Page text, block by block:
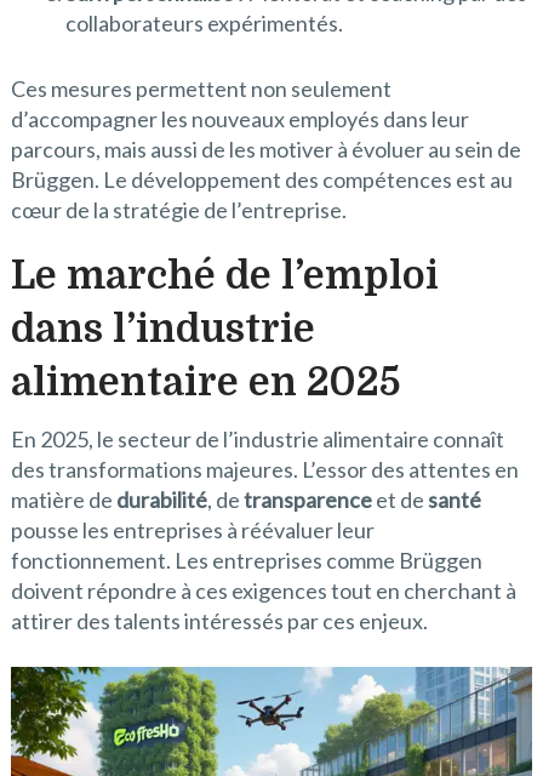
collaborateurs expérimentés.
Ces mesures permettent non seulement
d’accompagner les nouveaux employés dans leur
parcours, mais aussi de les motiver à évoluer au sein de
Brüggen. Le développement des compétences est au
cœur de la stratégie de l’entreprise.
Le marché de l’emploi
dans l’industrie
alimentaire en 2025
En 2025, le secteur de l’industrie alimentaire connaît
des transformations majeures. L’essor des attentes en
matière de durabilité, detransparenceet desanté
pousse les entreprises à réévaluer leur
fonctionnement. Les entreprises comme Brüggen
doivent répondre à ces exigences tout en cherchant à
attirer des talents intéressés par ces enjeux.